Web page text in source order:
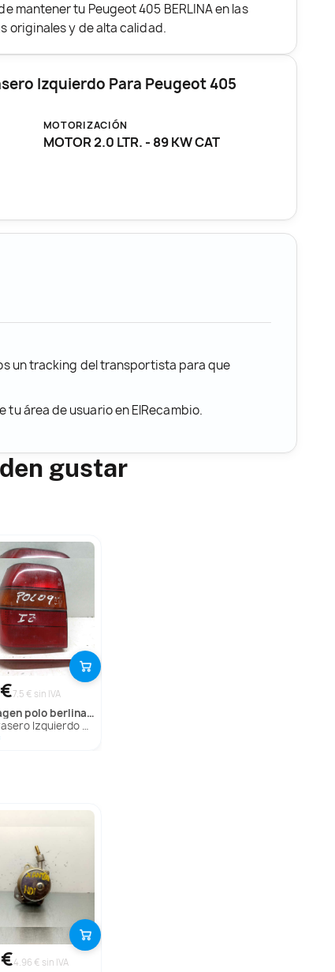
mantener tu Peugeot 405 BERLINA en las
originales y de alta calidad.
Izquierdo Para Peugeot 405
MOTORIZACIÓN
MOTOR 2.0 LTR. - 89 KW CAT
un tracking del transportista para que
área de usuario en ElRecambio.
gustar
7.5 € sin IVA
polo berlina (6n1)
para Volkswagen Polo Berlina (6N1)
4.96 € sin IVA